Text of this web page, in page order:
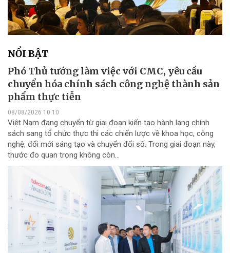
NỔI BẬT
Phó Thủ tướng làm việc với CMC, yêu cầu
chuyển hóa chính sách công nghệ thành sản
phẩm thực tiễn
08/08/2026 10:10
Việt Nam đang chuyển từ giai đoạn kiến tạo hành lang chính
sách sang tổ chức thực thi các chiến lược về khoa học, công
nghệ, đổi mới sáng tạo và chuyển đổi số. Trong giai đoạn này,
thước đo quan trọng không còn...